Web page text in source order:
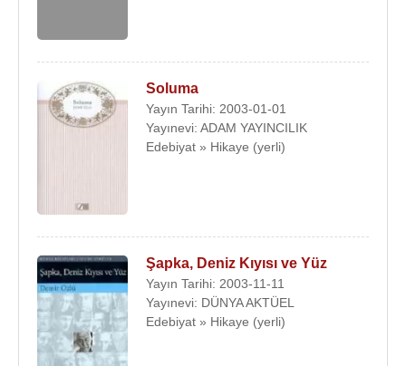
Soluma
Yayın Tarihi: 2003-01-01
Yayınevi: ADAM YAYINCILIK
Edebiyat » Hikaye (yerli)
Şapka, Deniz Kıyısı ve Yüz
Yayın Tarihi: 2003-11-11
Yayınevi: DÜNYA AKTÜEL
Edebiyat » Hikaye (yerli)